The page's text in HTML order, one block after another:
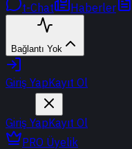
t-Chat Haberler
Bağlantı Yok
Giriş YapKayıt Ol
Giriş YapKayıt Ol
PRO Üyelik